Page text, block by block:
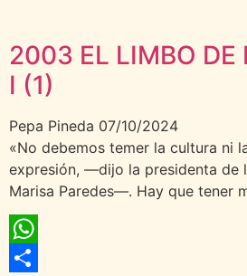
2003 EL LIMBO DE
I (1)
Pepa Pineda 07/10/2024
«No debemos temer la cultura ni
expresión, —dijo la presidenta de
Marisa Paredes—. Hay que tener
WhatsApp